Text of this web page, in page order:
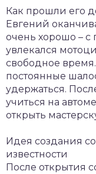
Как прошли его
Евгений
очень хорошо – с
увлекался
свободное
постоянные
удержаться.
учиться на
открыть
Идея создания
известности
После открытия